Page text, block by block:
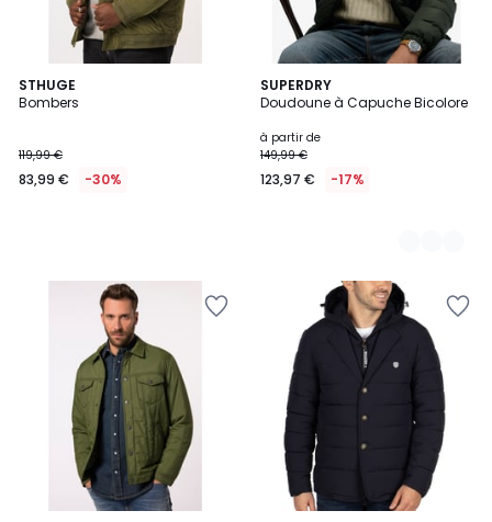
STHUGE
Bombers
119,99 €
83,99 € -30%
SUPERDRY
Doudoune à Capuche Bicolore
à partir de
149,99 €
123,97 € -17%
3
Couleurs